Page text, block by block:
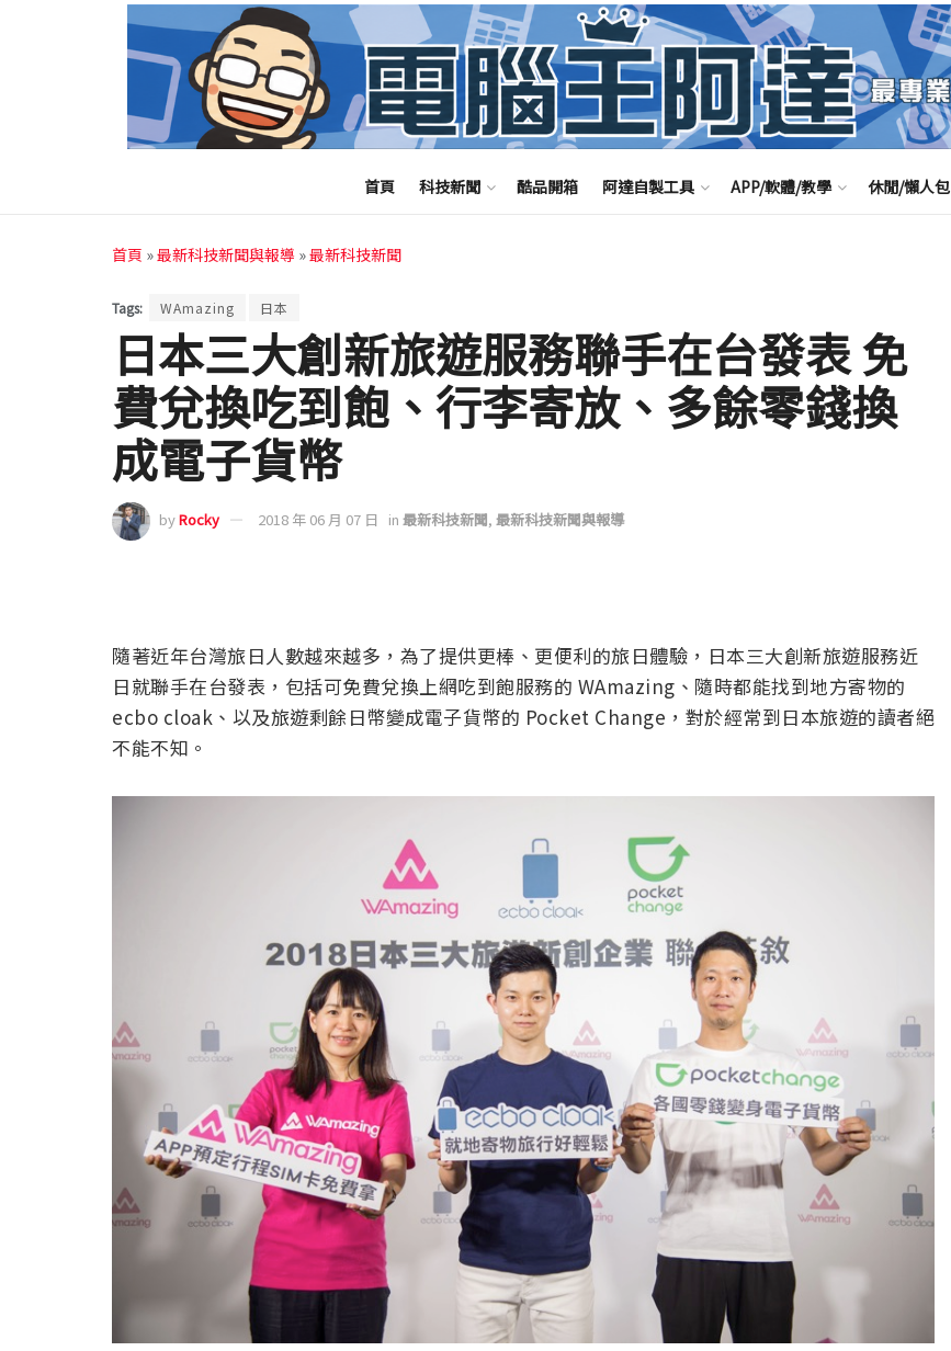
首頁 科技新聞 酷品開箱 阿達自製工具 APP/軟體/教學 休閒/懶人包
首頁 »最新科技新聞與報導 »最新科技新聞
Tags: WAmazing 日本
日本三大創新旅遊服務聯手在台發表 免
費兌換吃到飽、行李寄放、多餘零錢換
成電子貨幣
byRocky 2018 年 06 月 07 日 in 最新科技新聞, 最新科技新聞與報導
隨著近年台灣旅日人數越來越多，為了提供更棒、更便利的旅日體驗，日本三大創新旅遊服務近
日就聯手在台發表，包括可免費兌換上網吃到飽服務的 WAmazing、隨時都能找到地方寄物的
ecbo cloak、以及旅遊剩餘日幣變成電子貨幣的 Pocket Change，對於經常到日本旅遊的讀者絕
不能不知。